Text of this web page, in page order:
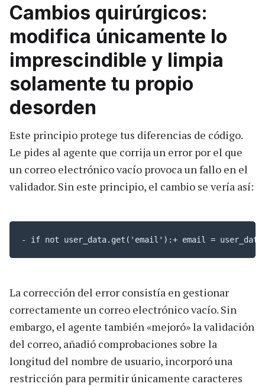
Cambios quirúrgicos:
modifica únicamente lo
imprescindible y limpia
solamente tu propio
desorden
Este principio protege tus diferencias de código.
Le pides al agente que corrija un error por el que
un correo electrónico vacío provoca un fallo en el
validador. Sin este principio, el cambio se vería así:
- if not user_data.get('email'):+ email =
La corrección del error consistía en gestionar
correctamente un correo electrónico vacío. Sin
embargo, el agente también «mejoró» la validación
del correo, añadió comprobaciones sobre la
longitud del nombre de usuario, incorporó una
restricción para permitir únicamente caracteres